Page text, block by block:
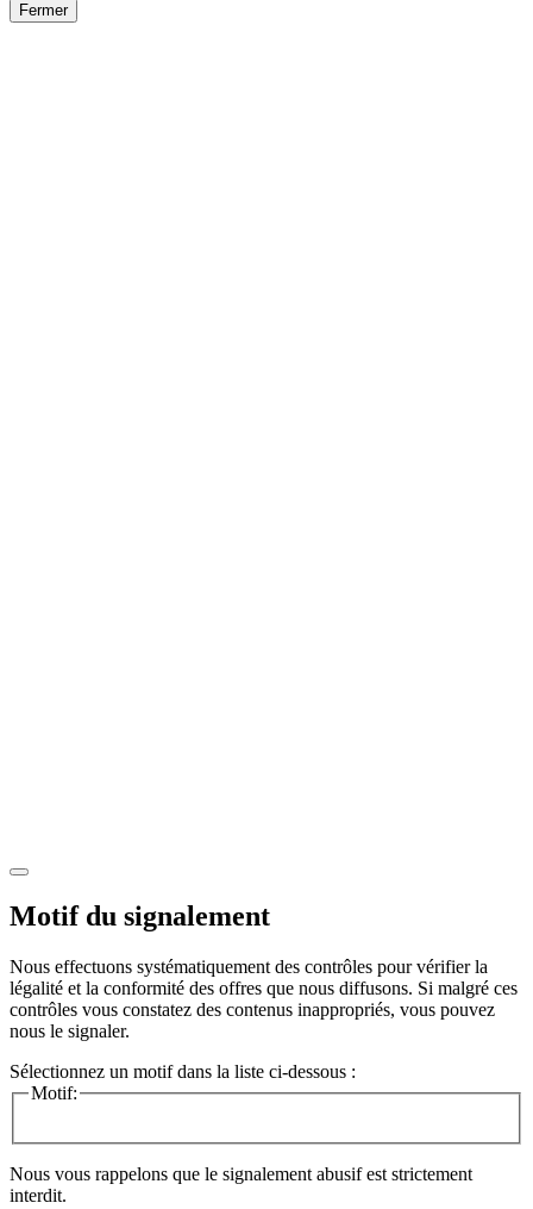
Fermer
Motif du signalement
Nous effectuons systématiquement des contrôles pour vérifier la
légalité et la conformité des offres que nous diffusons. Si malgré ces
contrôles vous constatez des contenus inappropriés, vous pouvez
nous le signaler.
Sélectionnez un motif dans la liste ci-dessous :
Motif:
Nous vous rappelons que le signalement abusif est strictement
interdit.